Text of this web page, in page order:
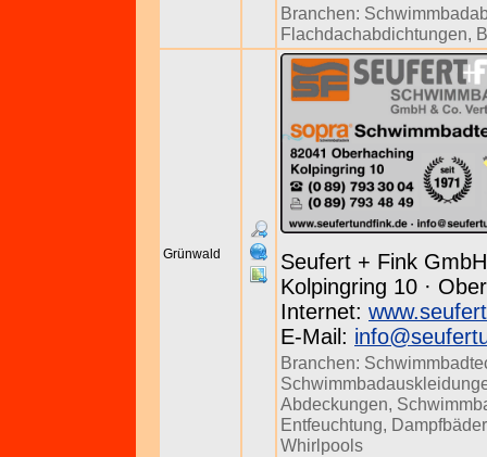
Branchen:
Flachdachabdichtungen,
Grünwald
Seufert + Fink
Kolpingring 10 ·
Internet:
E-Mail:
Branchen:
Abdeckungen,
Entfeuchtung, Dampfbäder
Whirlpools